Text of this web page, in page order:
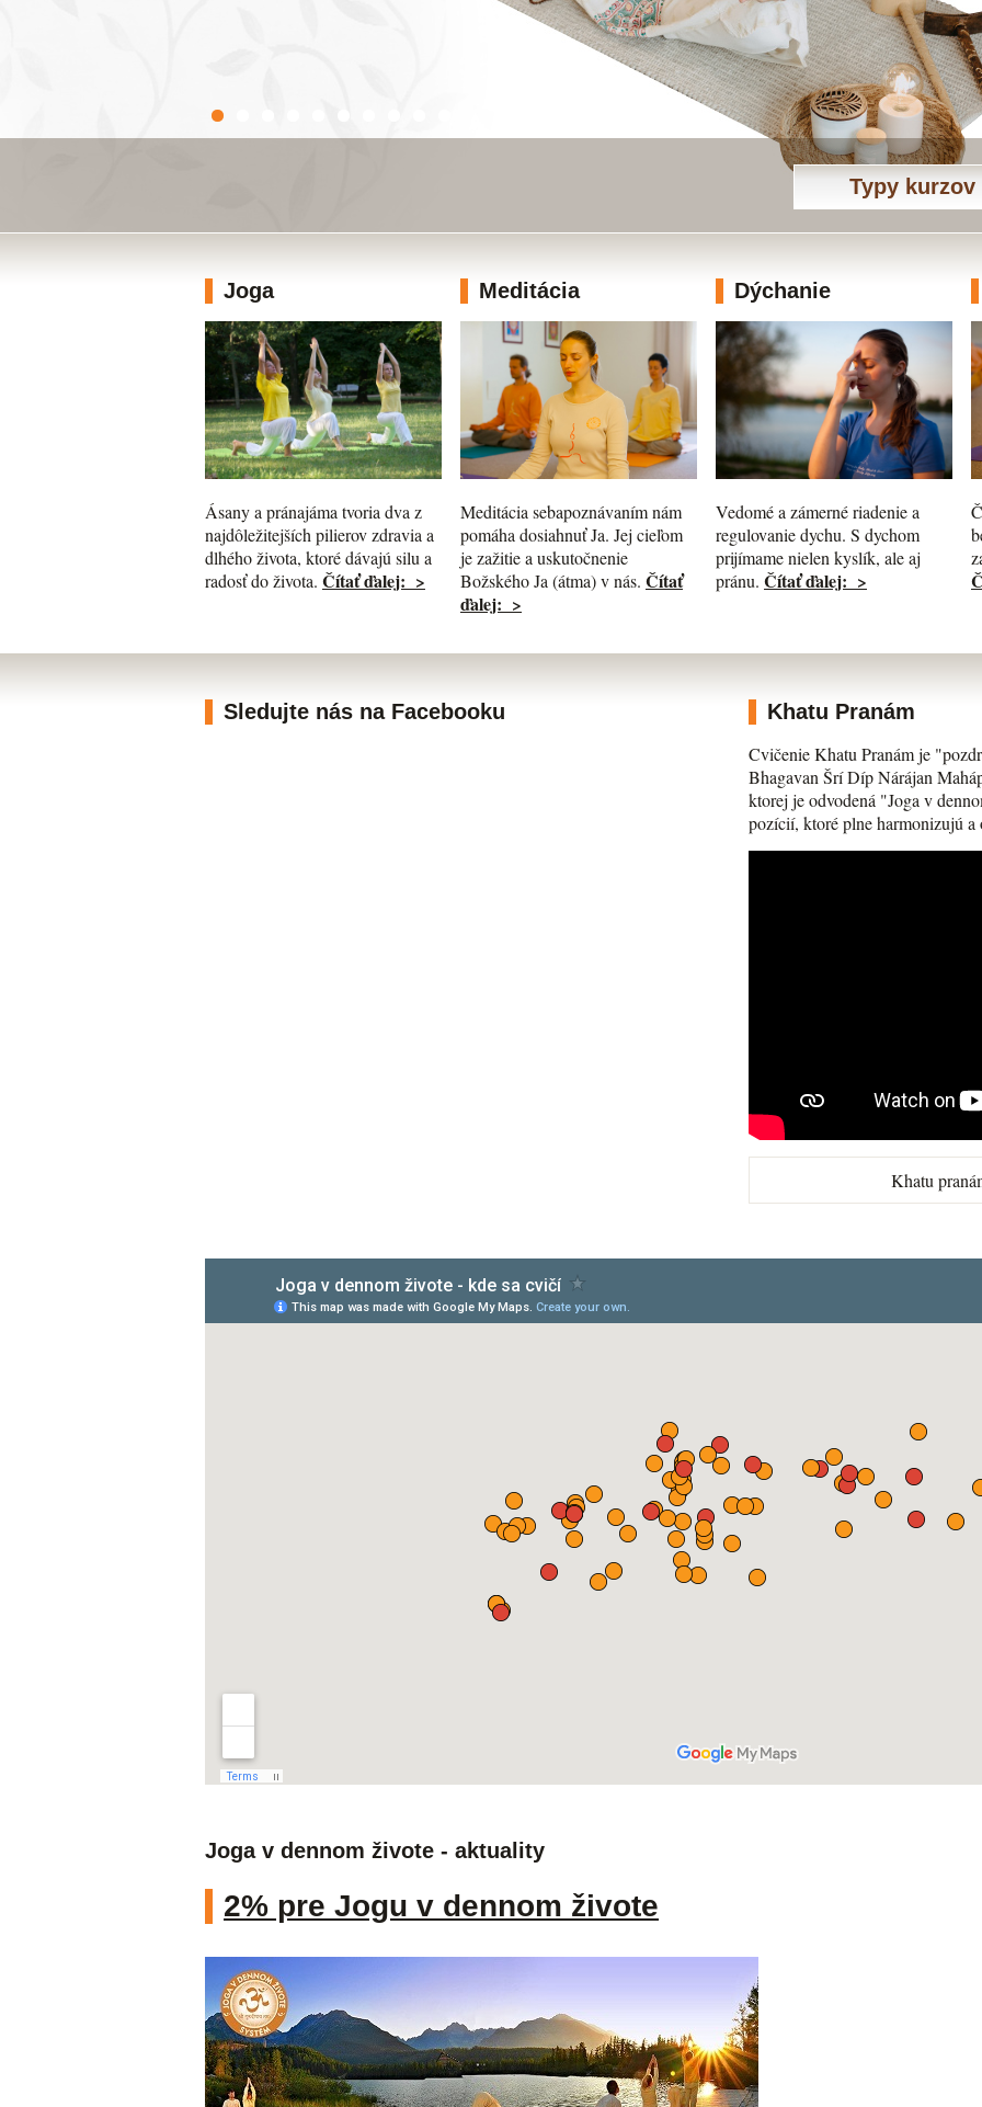
Typy kurzov
Joga
Ásany a pránajáma tvoria dva z
najdôležitejších pilierov zdravia a
dlhého života, ktoré dávajú silu a
radosť do života. Čítať ďalej: >
Meditácia
Meditácia sebapoznávaním nám
pomáha dosiahnuť Ja. Jej cieľom
je zažitie a uskutočnenie
Božského Ja (átma) v nás. Čítať
ďalej: >
Dýchanie
Vedomé a zámerné riadenie a
regulovanie dychu. S dychom
prijímame nielen kyslík, ale aj
pránu. Čítať ďalej: >
Sledujte nás na Facebooku Khatu Pranám
Cvičenie Khatu Pranám je
Bhagavan Šrí Díp Nárájan
ktorej je odvodená "Joga v
pozícií, ktoré plne harmonizujú a
Khatu
Joga v dennom živote - aktuality
2% pre Jogu v dennom živote